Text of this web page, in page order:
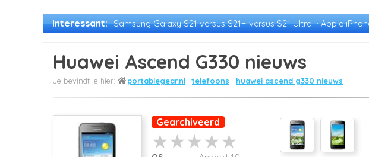
Interessant: Samsung Galaxy S21 versus S21+ versus S21 Ultra Apple
Huawei Ascend G330 nieuws
portablegear.nl telefoons huawei ascend g330 nieuws
Gearchiveerd